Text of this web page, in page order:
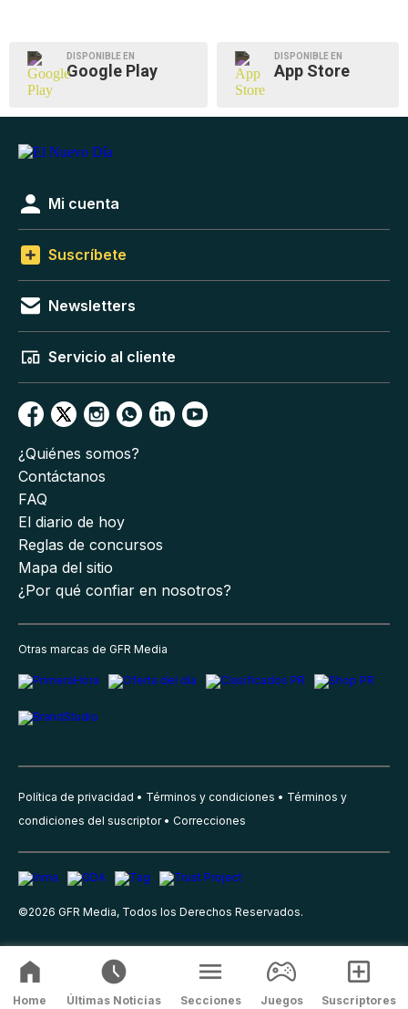
DISPONIBLE EN
Google Play
DISPONIBLE EN
App Store
Mi cuenta
Suscríbete
Newsletters
Servicio al cliente
¿Quiénes somos?
Contáctanos
FAQ
El diario de hoy
Reglas de concursos
Mapa del sitio
¿Por qué confiar en nosotros?
Otras marcas de GFR Media
Política de privacidad Términos y condiciones
Términos y
condiciones del suscriptor
Correcciones
©2026 GFR Media, Todos los Derechos Reservados.
Home Últimas Noticias Secciones Juegos Suscriptores